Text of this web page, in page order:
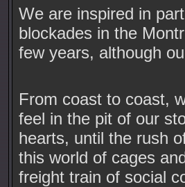
We are inspired in
blockades in the
few years, although
From coast to coast,
feel in the pit of our
hearts, until the rush
this world of cages
freight train of social